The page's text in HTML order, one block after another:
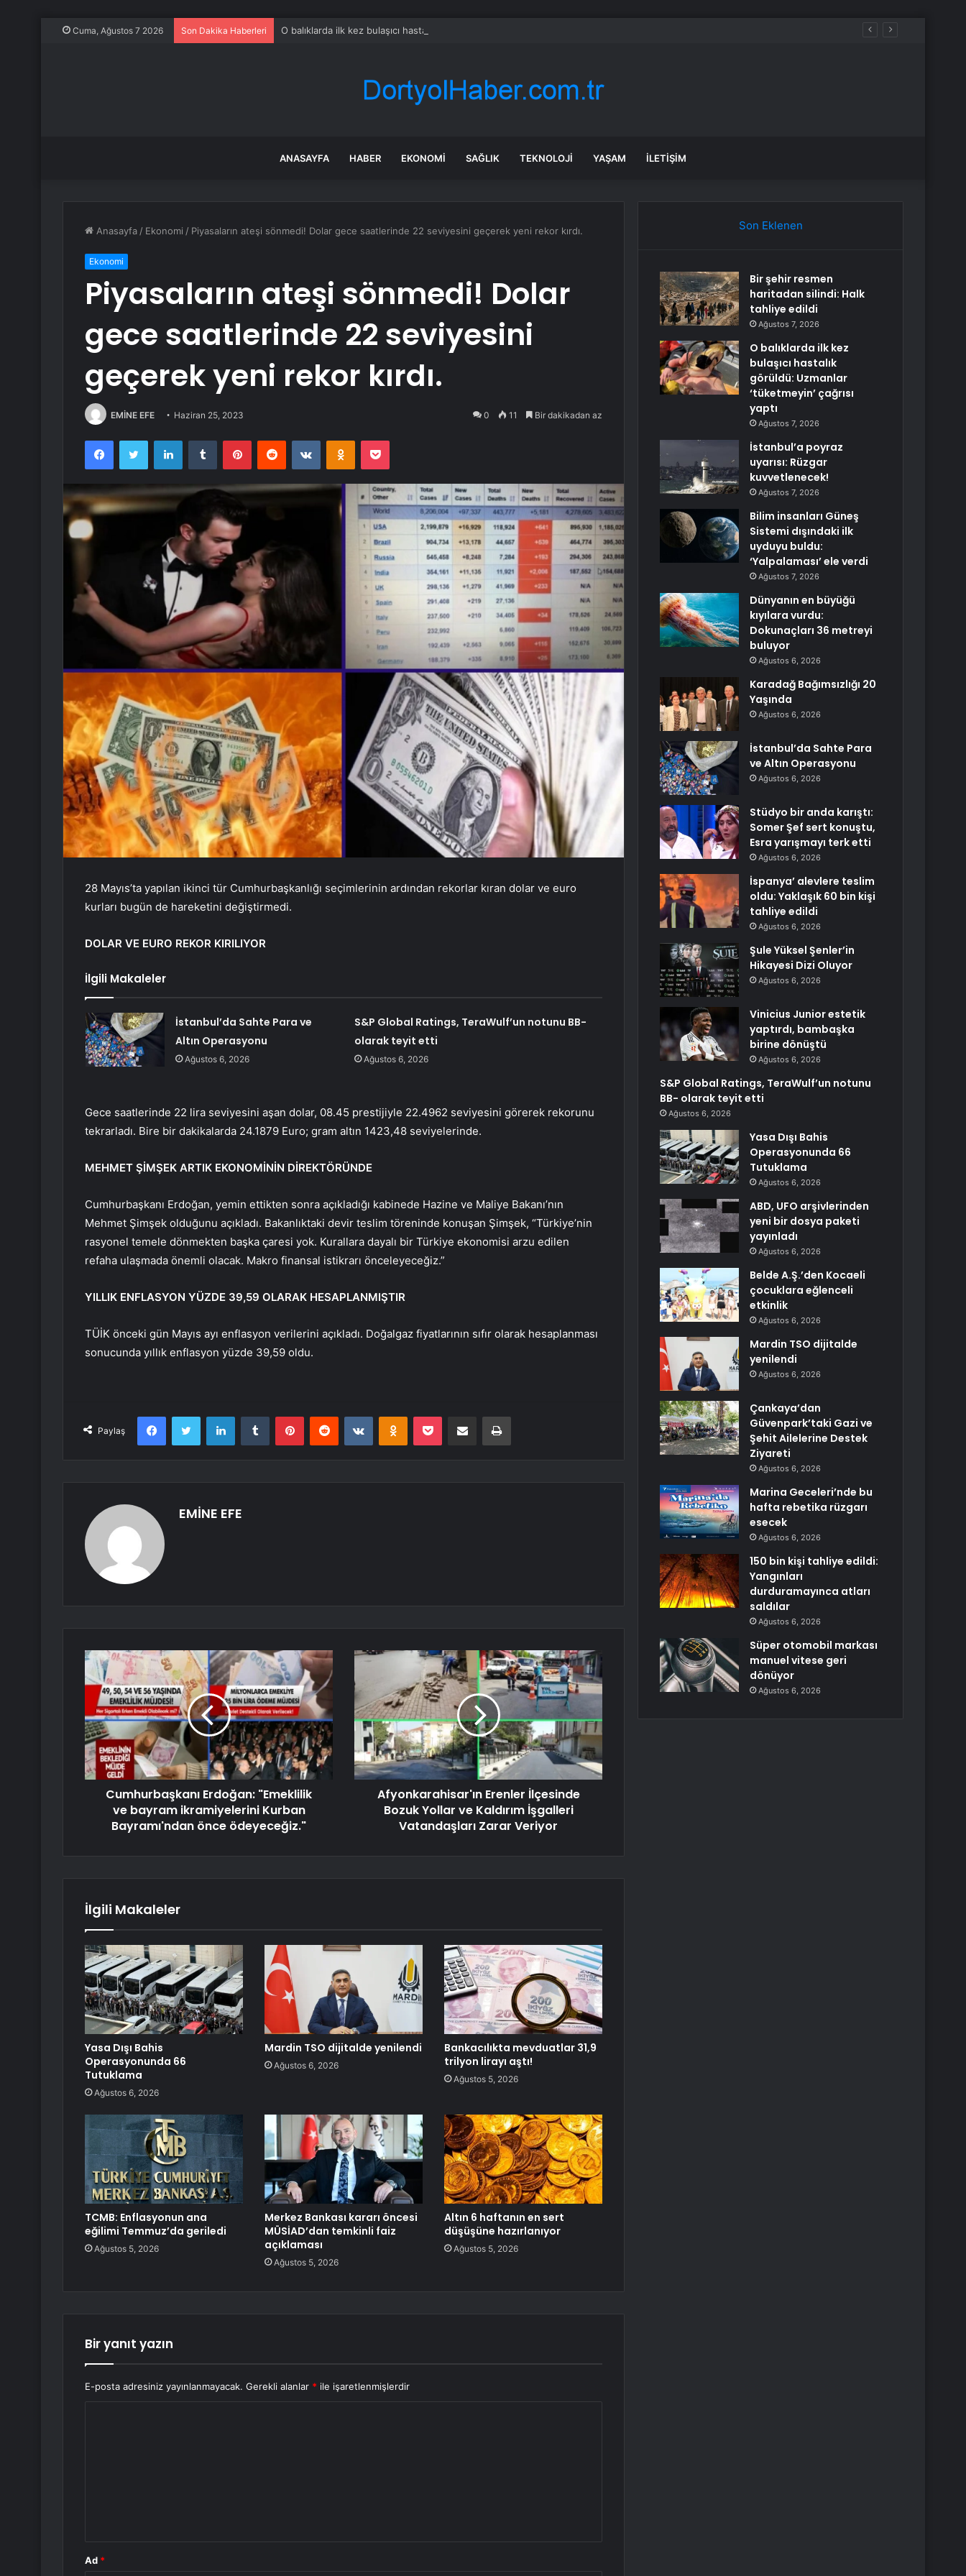
Cuma, Ağustos 7 2026 Son Dakika Haberleri O balıklarda ilk kez bulaşıcı hastalık görüldü: Uzmanlar ‘tüketmeyin’ çağrısı yaptı
ANASAYFA HABER EKONOMI SAĞLIK TEKNOLOJI YAŞAM İLETIŞIM
Anasayfa / Ekonomi / Piyasaların ateşi sönmedi! Dolar gece saatlerinde 22 seviyesini geçerek yeni rekor kırdı.
Ekonomi
Piyasaların ateşi sönmedi! Dolar
gece saatlerinde 22 seviyesini
geçerek yeni rekor kırdı.
EMİNE EFE Haziran 25, 2023 0 11 Bir dakikadan az
FacebookTwitter LinkedInTumblr PinterestReddit VKontakteOdnoklassniki
Pocket
28 Mayıs’ta yapılan ikinci tür Cumhurbaşkanlığı seçimlerinin ardından rekorlar kıran dolar ve euro
kurları bugün de hareketini değiştirmedi.
DOLAR VE EURO REKOR KIRILIYOR
İlgili Makaleler
İstanbul’da Sahte Para ve
Altın Operasyonu
Ağustos 6, 2026
S&P Global Ratings, TeraWulf’un notunu BB-
olarak teyit etti
Ağustos 6, 2026
Gece saatlerinde 22 lira seviyesini aşan dolar, 08.45 prestijiyle 22.4962 seviyesini görerek rekorunu
tekrarladı. Bire bir dakikalarda 24.1879 Euro; gram altın 1423,48 seviyelerinde.
MEHMET ŞİMŞEK ARTIK EKONOMİNİN DİREKTÖRÜNDE
Cumhurbaşkanı Erdoğan, yemin ettikten sonra açıkladığı kabinede Hazine ve Maliye Bakanı’nın
Mehmet Şimşek olduğunu açıkladı. Bakanlıktaki devir teslim töreninde konuşan Şimşek, “Türkiye’nin
rasyonel temele dönmekten başka çaresi yok. Kurallara dayalı bir Türkiye ekonomisi arzu edilen
refaha ulaşmada önemli olacak. Makro finansal istikrarı önceleyeceğiz.”
YILLIK ENFLASYON YÜZDE 39,59 OLARAK HESAPLANMIŞTIR
TÜİK önceki gün Mayıs ayı enflasyon verilerini açıkladı. Doğalgaz fiyatlarının sıfır olarak hesaplanması
sonucunda yıllık enflasyon yüzde 39,59 oldu.
Paylaş
FacebookTwitter LinkedInTumblr PinterestReddit VKontakteOdnoklassniki
Pocket E-Posta ile paylaş Yazdır
EMİNE EFE
Cumhurbaşkanı Erdoğan: "Emeklilik
ve bayram ikramiyelerini Kurban
Bayramı'ndan önce ödeyeceğiz."
Afyonkarahisar'ın Erenler İlçesinde
Bozuk Yollar ve Kaldırım İşgalleri
Vatandaşları Zarar Veriyor
İlgili Makaleler
Yasa Dışı Bahis
Operasyonunda 66
Tutuklama
Ağustos 6, 2026
Mardin TSO dijitalde yenilendi
Ağustos 6, 2026
Bankacılıkta mevduatlar 31,9
trilyon lirayı aştı!
Ağustos 5, 2026
TCMB: Enflasyonun ana
eğilimi Temmuz’da geriledi
Ağustos 5, 2026
Merkez Bankası kararı öncesi
MÜSİAD’dan temkinli faiz
açıklaması
Ağustos 5, 2026
Altın 6 haftanın en sert
düşüşüne hazırlanıyor
Ağustos 5, 2026
Bir yanıt yazın
E-posta adresiniz yayınlanmayacak. Gerekli alanlar * ile işaretlenmişlerdir
Ad *
Son Eklenen
Bir şehir resmen
haritadan silindi: Halk
tahliye edildi
Ağustos 7, 2026
O balıklarda ilk kez
bulaşıcı hastalık
görüldü: Uzmanlar
‘tüketmeyin’ çağrısı
yaptı
Ağustos 7, 2026
İstanbul’a poyraz
uyarısı: Rüzgar
kuvvetlenecek!
Ağustos 7, 2026
Bilim insanları Güneş
Sistemi dışındaki ilk
uyduyu buldu:
‘Yalpalaması’ ele verdi
Ağustos 7, 2026
Dünyanın en büyüğü
kıyılara vurdu:
Dokunaçları 36 metreyi
buluyor
Ağustos 6, 2026
Karadağ Bağımsızlığı 20
Yaşında
Ağustos 6, 2026
İstanbul’da Sahte Para
ve Altın Operasyonu
Ağustos 6, 2026
Stüdyo bir anda karıştı:
Somer Şef sert konuştu,
Esra yarışmayı terk etti
Ağustos 6, 2026
İspanya’ alevlere teslim
oldu: Yaklaşık 60 bin kişi
tahliye edildi
Ağustos 6, 2026
Şule Yüksel Şenler’in
Hikayesi Dizi Oluyor
Ağustos 6, 2026
Vinicius Junior estetik
yaptırdı, bambaşka
birine dönüştü
Ağustos 6, 2026
S&P Global Ratings, TeraWulf’un notunu
BB- olarak teyit etti
Ağustos 6, 2026
Yasa Dışı Bahis
Operasyonunda 66
Tutuklama
Ağustos 6, 2026
ABD, UFO arşivlerinden
yeni bir dosya paketi
yayınladı
Ağustos 6, 2026
Belde A.Ş.’den Kocaeli
çocuklara eğlenceli
etkinlik
Ağustos 6, 2026
Mardin TSO dijitalde
yenilendi
Ağustos 6, 2026
Çankaya’dan
Güvenpark’taki Gazi ve
Şehit Ailelerine Destek
Ziyareti
Ağustos 6, 2026
Marina Geceleri’nde bu
hafta rebetika rüzgarı
esecek
Ağustos 6, 2026
150 bin kişi tahliye edildi:
Yangınları
durduramayınca atları
saldılar
Ağustos 6, 2026
Süper otomobil markası
manuel vitese geri
dönüyor
Ağustos 6, 2026